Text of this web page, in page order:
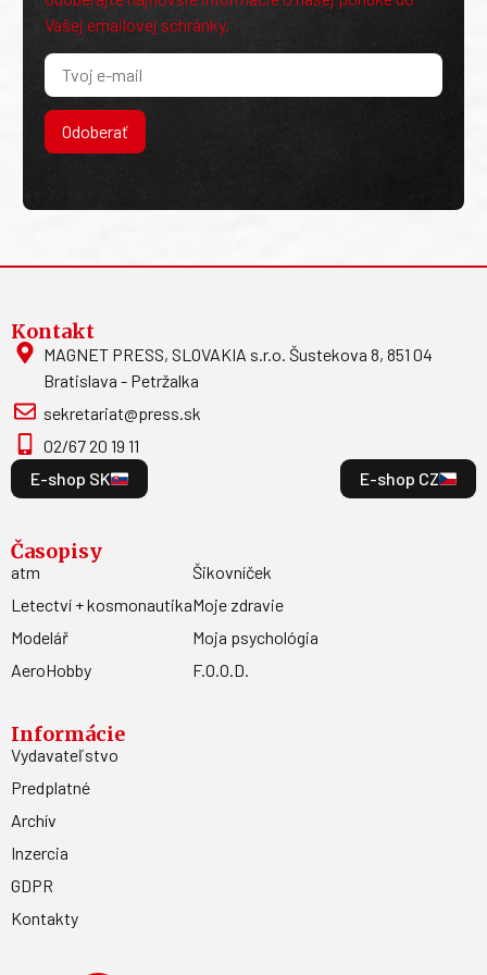
Vašej emailovej schránky.
Odoberať
Kontakt
MAGNET PRESS, SLOVAKIA s.r.o. Šustekova 8, 851 04
Bratislava - Petržalka
sekretariat@press.sk
02/67 20 19 11
E-shop SK
E-shop CZ
Časopisy
atm
Letectví + kosmonautika
Modelář
AeroHobby
Šikovníček
Moje zdravie
Moja psychológia
F.O.O.D.
Informácie
Vydavateľstvo
Predplatné
Archív
Inzercia
GDPR
Kontakty